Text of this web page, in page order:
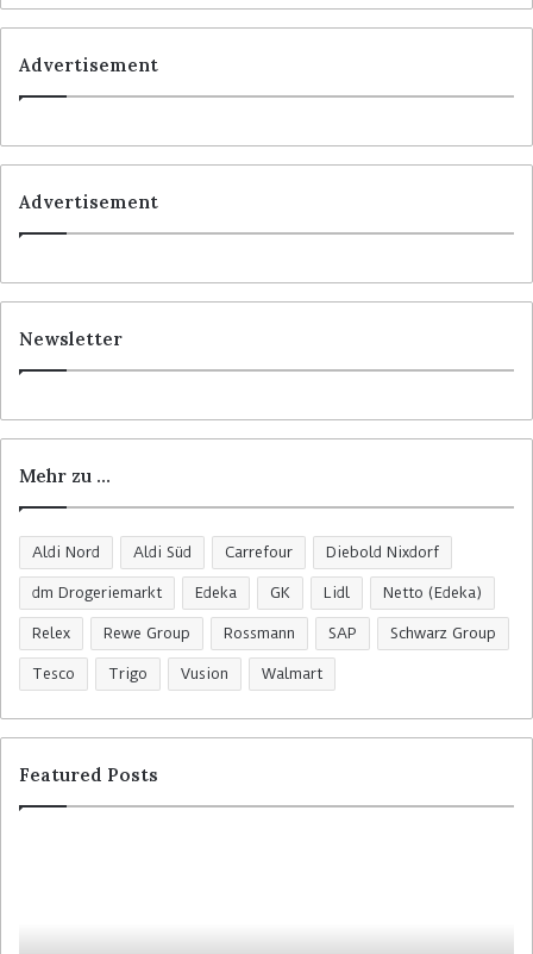
Advertisement
Advertisement
Newsletter
Mehr zu …
Aldi Nord Aldi Süd Carrefour Diebold Nixdorf
dm Drogeriemarkt Edeka GK Lidl Netto (Edeka)
Relex Rewe Group Rossmann SAP Schwarz Group
Tesco Trigo Vusion Walmart
Featured Posts